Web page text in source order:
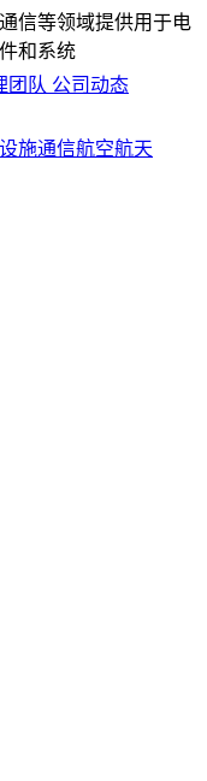
信等领域提供用于电
和系统
团队 公司动态
施通信航空航天